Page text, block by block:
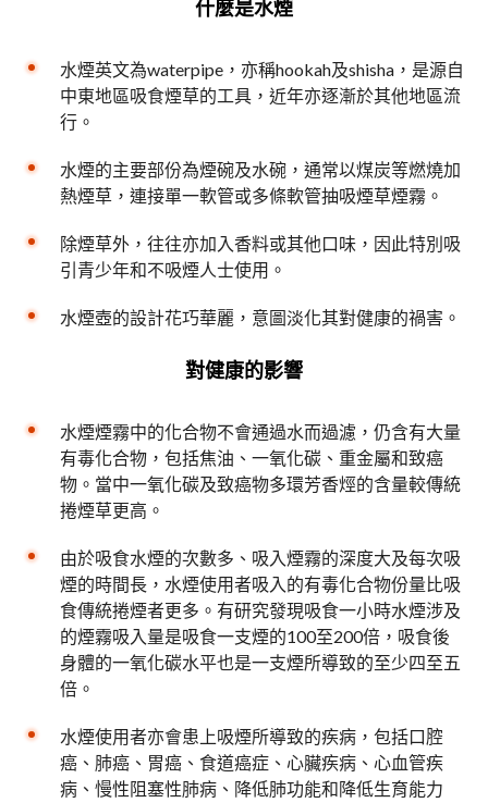
什麼是水煙
水煙英文為waterpipe，亦稱hookah及shisha，是源自
中東地區吸食煙草的工具，近年亦逐漸於其他地區流
行。
水煙的主要部份為煙碗及水碗，通常以煤炭等燃燒加
熱煙草，連接單一軟管或多條軟管抽吸煙草煙霧。
除煙草外，往往亦加入香料或其他口味，因此特別吸
引青少年和不吸煙人士使用。
水煙壺的設計花巧華麗，意圖淡化其對健康的禍害。
對健康的影響
水煙煙霧中的化合物不會通過水而過濾，仍含有大量
有毒化合物，包括焦油、一氧化碳、重金屬和致癌
物。當中一氧化碳及致癌物多環芳香烴的含量較傳統
捲煙草更高。
由於吸食水煙的次數多、吸入煙霧的深度大及每次吸
煙的時間長，水煙使用者吸入的有毒化合物份量比吸
食傳統捲煙者更多。有研究發現吸食一小時水煙涉及
的煙霧吸入量是吸食一支煙的100至200倍，吸食後
身體的一氧化碳水平也是一支煙所導致的至少四至五
倍。
水煙使用者亦會患上吸煙所導致的疾病，包括口腔
癌、肺癌、胃癌、食道癌症、心臟疾病、心血管疾
病、慢性阻塞性肺病、降低肺功能和降低生育能力